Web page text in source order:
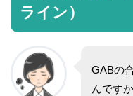
ライン）
GABの
んです